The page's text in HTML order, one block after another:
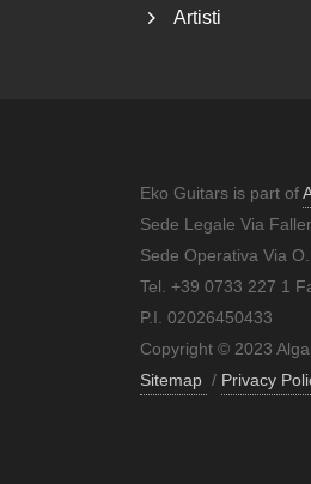
Artisti
Eko Guitars is part of
Sede Legale Via
Sede Operativa Via
Tel. +39 0733 227 1
P.I. 02026450433
Copyright © 2023
Sitemap / Privacy